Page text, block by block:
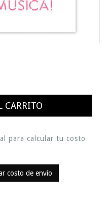
para calcular tu costo
costo de envío